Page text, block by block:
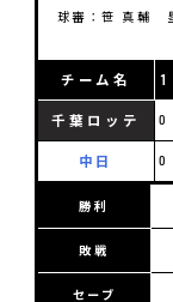
球審：笹 真輔
チーム名 1
千葉ロッテ 0
中日 0
勝利
敗戦
セーブ